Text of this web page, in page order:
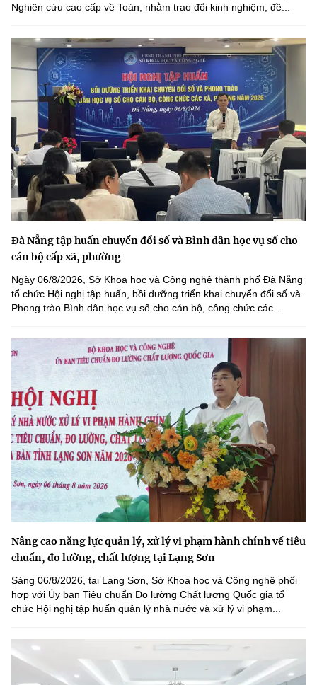
Nghiên cứu cao cấp về Toán, nhằm trao đổi kinh nghiệm, đề...
Đà Nẵng tập huấn chuyển đổi số và Bình dân học vụ số cho
cán bộ cấp xã, phường
Ngày 06/8/2026, Sở Khoa học và Công nghệ thành phố Đà Nẵng
tổ chức Hội nghị tập huấn, bồi dưỡng triển khai chuyển đổi số và
Phong trào Bình dân học vụ số cho cán bộ, công chức các...
Nâng cao năng lực quản lý, xử lý vi phạm hành chính về tiêu
chuẩn, đo lường, chất lượng tại Lạng Sơn
Sáng 06/8/2026, tại Lạng Sơn, Sở Khoa học và Công nghệ phối
hợp với Ủy ban Tiêu chuẩn Đo lường Chất lượng Quốc gia tổ
chức Hội nghị tập huấn quản lý nhà nước và xử lý vi phạm...